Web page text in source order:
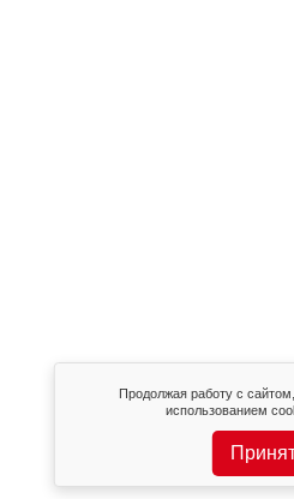
Продолжая работу с
использованием